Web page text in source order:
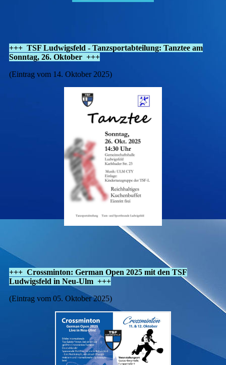
+++ TSF Ludwigsfeld - Tanzsportabteilung: Tanztee am
Sonntag, 26. Oktober +++
(Eintrag vom 14. Oktober 2025)
+++ Crossminton: German Open 2025 mit den TSF
Ludwigsfeld in Neu-Ulm +++
(Eintrag vom 05. Oktober 2025)